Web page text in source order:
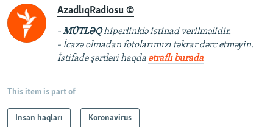
AzadlıqRadiosu ©
-MÜTLƏQhiperlinklə istinad verilməlidir.
- İcazə olmadan fotolarımızı təkrar dərc etməyin.
İstifadə şərtləri haqda ətraflı burada
This item is part of
Insan haqları Koronavirus